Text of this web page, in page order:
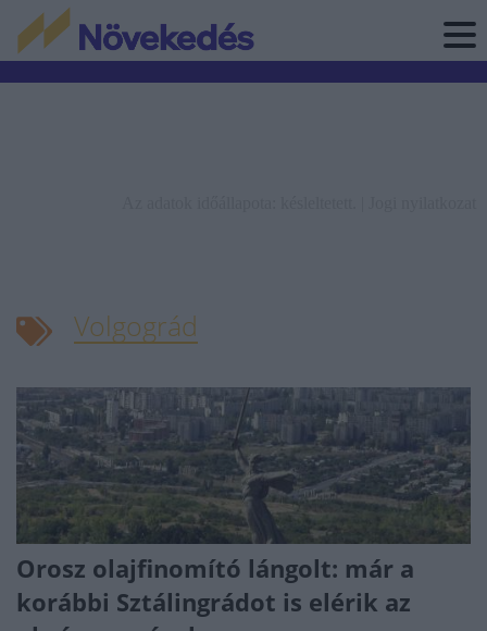
Volgográd
Orosz olajfinomító lángolt: már a
korábbi Sztálingrádot is elérik az